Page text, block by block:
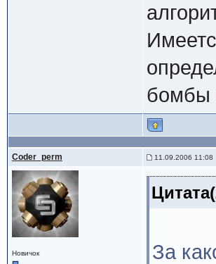
бомбы
Coder_perm 11.09.2006 11:08
Новичок
За